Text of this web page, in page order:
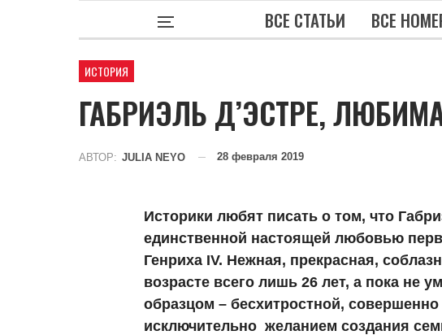
ВСЕ СТАТЬИ ВСЕ
ИСТОРИЯ
ГАБРИЭЛЬ Д’ЭСТРЕ,
АВТОР: JULIA NEYO 28 февраля 2019
Историки любят писать о том, что
единственной настоящей любовью
Генриха IV. Нежная, прекрасная,
возрасте всего лишь 26 лет, а пока не
образцом – бесхитростной,
исключительно желанием создания